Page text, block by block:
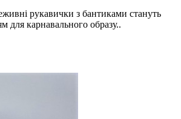
рукавички з бантиками стануть
для карнавального образу..